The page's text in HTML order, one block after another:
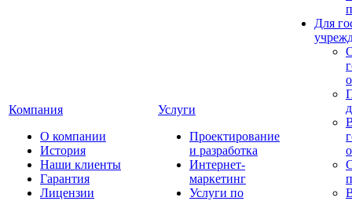
Компания
О компании
История
Наши клиенты
Гарантия
Лицензии
Услуги
Проектирование
и разработка
Интернет-
маркетинг
Услуги по
Для